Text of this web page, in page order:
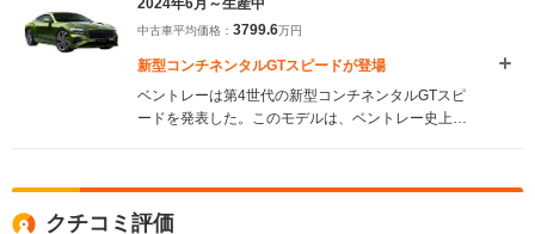
2024年6月～生産中
中古車平均価格： 3799.6万円
新型コンチネンタルGTスピードが登場
ベントレーは第4世代の新型コンチネンタルGTスピ
ードを発表した。このモデルは、ベントレー史上最
の「ウルトラ パフォーマンス ハイブリッド」を搭載
した。0-100km/h加速はわずか3.2秒、最高速度は
クチコミ評価